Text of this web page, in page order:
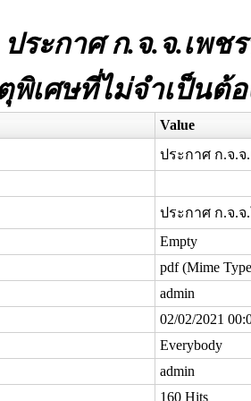
ประกาศ ก.จ.จ.เพ
เศษที่ไม่จำเป็นต้
Value
ประกาศ ก.จ.
ประกาศ ก.จ.จ
Empty
pdf (Mime
admin
02/02/2021
Everybody
admin
160 Hits